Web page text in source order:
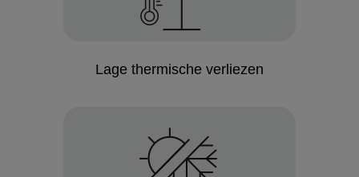
Lage thermische verliezen